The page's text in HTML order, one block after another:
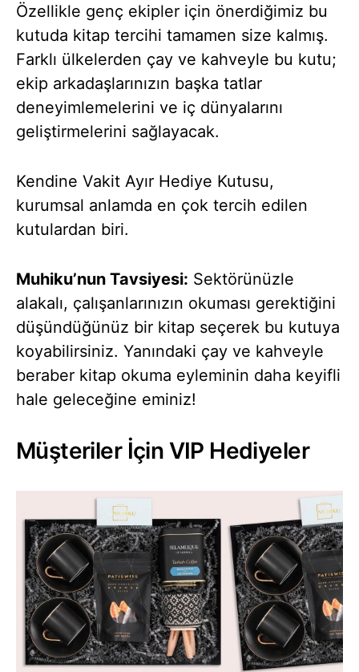
Özellikle genç ekipler için önerdiğimiz bu
kutuda kitap tercihi tamamen size kalmış.
Farklı ülkelerden çay ve kahveyle bu kutu;
ekip arkadaşlarınızın başka tatlar
deneyimlemelerini ve iç dünyalarını
geliştirmelerini sağlayacak.
Kendine Vakit Ayır Hediye Kutusu,
kurumsal anlamda en çok tercih edilen
kutulardan biri.
Muhiku’nun Tavsiyesi: Sektörünüzle
alakalı, çalışanlarınızın okuması gerektiğini
düşündüğünüz bir kitap seçerek bu kutuya
koyabilirsiniz. Yanındaki çay ve kahveyle
beraber kitap okuma eyleminin daha keyifli
hale geleceğine eminiz!
Müşteriler İçin VIP Hediyeler